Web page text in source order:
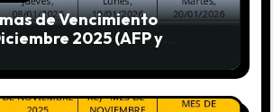
de Vencimiento
2025 (AFP y